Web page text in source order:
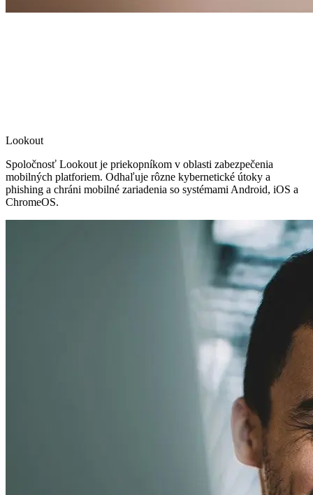
Lookout
Spoločnosť Lookout je priekopníkom v oblasti zabezpečenia
mobilných platforiem. Odhaľuje rôzne kybernetické útoky a
phishing a chráni mobilné zariadenia so systémami Android, iOS a
ChromeOS.